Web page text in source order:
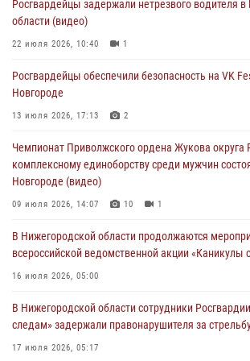
16 июля 2026, 05:00
Росгвардейцы обеспечили безопасность на VK
13 июля 2026, 17:13
Нижегородские росгвардейцы за прошедшую
13 июля 2026, 06:45
Росгвардейцы предотвратили серию краж в
10 июля 2026, 09:38
Росгвардейцы задержали нетрезвого водителя
области (видео)
22 июля 2026, 10:40 1
Росгвардейцы обеспечили безопасность на VK
Новгороде
13 июля 2026, 17:13 2
Чемпионат Приволжского ордена Жукова округа
комплексному единоборству среди мужчин
Новгороде (видео)
09 июля 2026, 14:07 10 1
В Нижегородской области продолжаются
всероссийской ведомственной акции «Каникулы
16 июля 2026, 05:00
В Нижегородской области сотрудники
следам» задержали правонарушителя за
17 июля 2026, 05:17